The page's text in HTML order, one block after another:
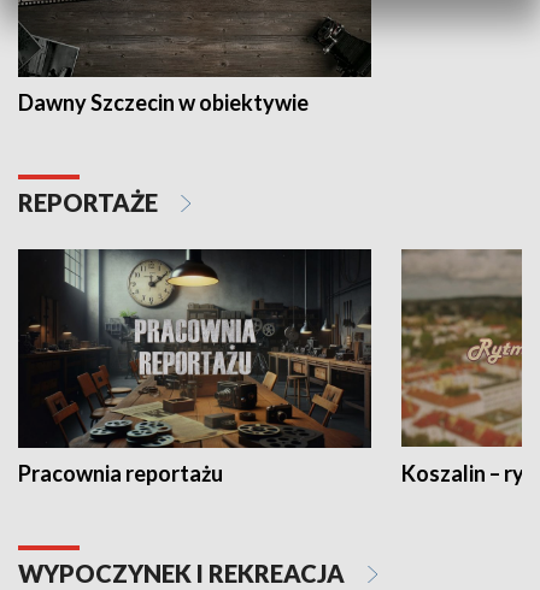
Dawny Szczecin w obiektywie
REPORTAŻE
Pracownia reportażu Koszalin –
WYPOCZYNEK I REKREACJA